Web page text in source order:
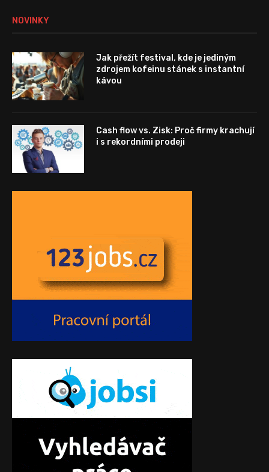
NOVINKY
Jak přežít festival, kde je jediným
zdrojem kofeinu stánek s instantní
kávou
Cash flow vs. Zisk: Proč firmy krachují
i s rekordními prodeji